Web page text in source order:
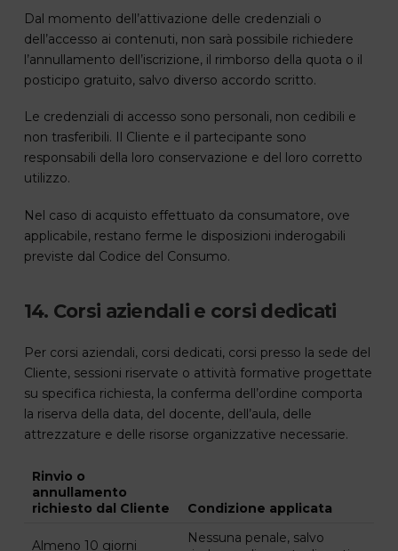
Dal momento dell’attivazione delle credenziali o
dell’accesso ai contenuti, non sarà possibile richiedere
l’annullamento dell’iscrizione, il rimborso della quota o il
posticipo gratuito, salvo diverso accordo scritto.
Le credenziali di accesso sono personali, non cedibili e
non trasferibili. Il Cliente e il partecipante sono
responsabili della loro conservazione e del loro corretto
utilizzo.
Nel caso di acquisto effettuato da consumatore, ove
applicabile, restano ferme le disposizioni inderogabili
previste dal Codice del Consumo.
14. Corsi aziendali e corsi dedicati
Per corsi aziendali, corsi dedicati, corsi presso la sede del
Cliente, sessioni riservate o attività formative progettate
su specifica richiesta, la conferma dell’ordine comporta
la riserva della data, del docente, dell’aula, delle
attrezzature e delle risorse organizzative necessarie.
Rinvio o
annullamento
richiesto dal Cliente
Condizione applicata
Almeno 10 giorni
Nessuna penale, salvo